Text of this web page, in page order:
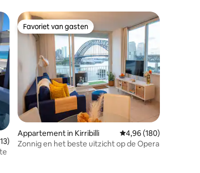
beoordeling van 4,96 uit 5, 113 recensies
Favoriet van gasten
Favoriet van gasten
Appartement in Kirribilli Gemiddelde
4,96 (180)
Zonnig en het beste uitzicht op de Opera